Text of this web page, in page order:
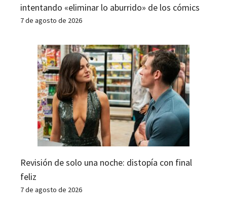
intentando «eliminar lo aburrido» de los cómics
7 de agosto de 2026
Revisión de solo una noche: distopía con final
feliz
7 de agosto de 2026